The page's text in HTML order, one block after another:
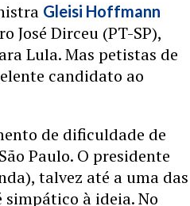
Gleisi Hoffmann
José Dirceu (PT-SP),
Lula. Mas petistas de
candidato ao
de dificuldade de
Paulo. O presidente
talvez até a uma das
simpático à ideia. No